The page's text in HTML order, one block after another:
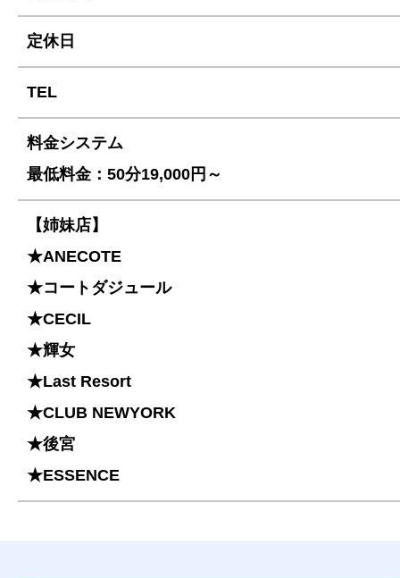
定休日
TEL
料金システム
最低料金：50分19,000円～
【姉妹店】
★ANECOTE
★コートダジュール
★CECIL
★輝女
★Last Resort
★CLUB NEWYORK
★後宮
★ESSENCE